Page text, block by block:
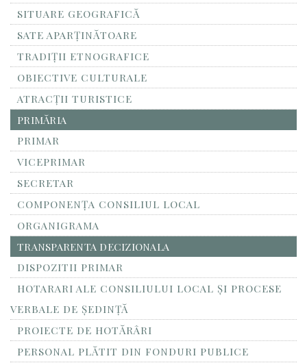
SITUARE GEOGRAFICĂ
SATE APARȚINĂTOARE
TRADIȚII ETNOGRAFICE
OBIECTIVE CULTURALE
ATRACȚII TURISTICE
PRIMĂRIA
PRIMAR
VICEPRIMAR
SECRETAR
COMPONENȚA CONSILIUL LOCAL
ORGANIGRAMA
TRANSPARENTA DECIZIONALA
DISPOZITII PRIMAR
HOTARARI ALE CONSILIULUI LOCAL ȘI PROCESE
VERBALE DE ȘEDINȚĂ
PROIECTE DE HOTĂRÂRI
PERSONAL PLĂTIT DIN FONDURI PUBLICE